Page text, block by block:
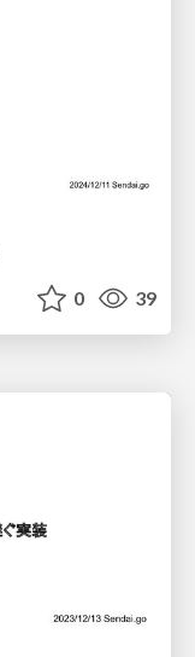
0 39